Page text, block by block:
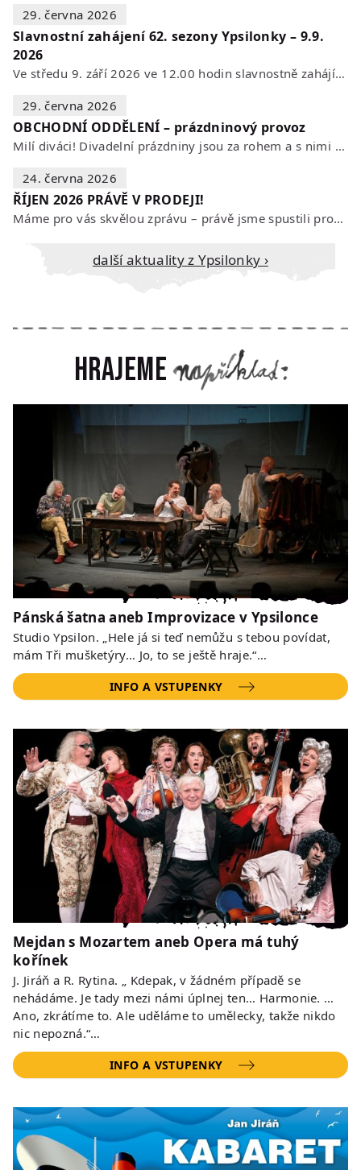
29. června 2026
Slavnostní zahájení 62. sezony Ypsilonky – 9.9.
2026
Ve středu 9. září 2026 ve 12.00 hodin slavnostně zahájíme novou divadelní…
29. června 2026
OBCHODNÍ ODDĚLENÍ – prázdninový provoz
Milí diváci! Divadelní prázdniny jsou za rohem a s nimi se mění i otevírací…
24. června 2026
ŘÍJEN 2026 PRÁVĚ V PRODEJI!
Máme pro vás skvělou zprávu – právě jsme spustili prodej vstupenek na říjen…
Další aktuality z Ypsilonky ›
Hrajeme
Pánská šatna aneb Improvizace v Ypsilonce
Studio Ypsilon. „Hele já si teď nemůžu s tebou povídat,
mám Tři mušketýry… Jo, to se ještě hraje.“…
INFO A VSTUPENKY
Mejdan s Mozartem aneb Opera má tuhý
kořínek
J. Jiráň a R. Rytina. „ Kdepak, v žádném případě se
nehádáme. Je tady mezi námi úplnej ten… Harmonie. …
Ano, zkrátíme to. Ale uděláme to umělecky, takže nikdo
nic nepozná.“…
INFO A VSTUPENKY